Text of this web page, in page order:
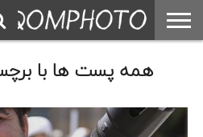
همه پست ها با